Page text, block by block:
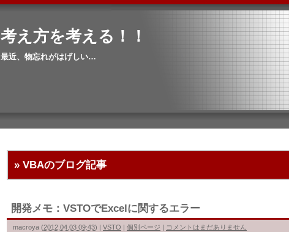
考え方を考える！！
最近、物忘れがはげしい…
» VBAのブログ記事
開発メモ：VSTOでExcelに関するエラー
macroya (2012.04.03 09:43) | VSTO | 個別ページ | コメントはまだありません